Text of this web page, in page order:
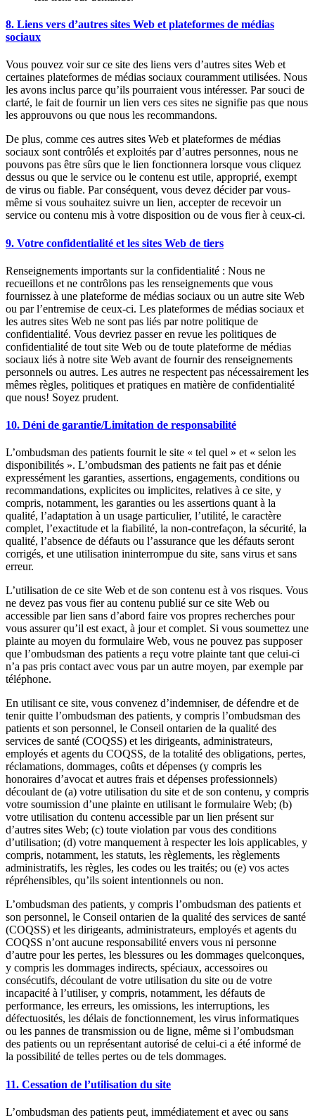
8. Liens vers d’autres sites Web et plateformes de médias
sociaux
Vous pouvez voir sur ce site des liens vers d’autres sites Web et
certaines plateformes de médias sociaux couramment utilisées. Nous
les avons inclus parce qu’ils pourraient vous intéresser. Par souci de
clarté, le fait de fournir un lien vers ces sites ne signifie pas que nous
les approuvons ou que nous les recommandons.
De plus, comme ces autres sites Web et plateformes de médias
sociaux sont contrôlés et exploités par d’autres personnes, nous ne
pouvons pas être sûrs que le lien fonctionnera lorsque vous cliquez
dessus ou que le service ou le contenu est utile, approprié, exempt
de virus ou fiable. Par conséquent, vous devez décider par vous-
même si vous souhaitez suivre un lien, accepter de recevoir un
service ou contenu mis à votre disposition ou de vous fier à ceux-ci.
9. Votre confidentialité et les sites Web de tiers
Renseignements importants sur la confidentialité : Nous ne
recueillons et ne contrôlons pas les renseignements que vous
fournissez à une plateforme de médias sociaux ou un autre site Web
ou par l’entremise de ceux-ci. Les plateformes de médias sociaux et
les autres sites Web ne sont pas liés par notre politique de
confidentialité. Vous devriez passer en revue les politiques de
confidentialité de tout site Web ou de toute plateforme de médias
sociaux liés à notre site Web avant de fournir des renseignements
personnels ou autres. Les autres ne respectent pas nécessairement les
mêmes règles, politiques et pratiques en matière de confidentialité
que nous! Soyez prudent.
10. Déni de garantie/Limitation de responsabilité
L’ombudsman des patients fournit le site « tel quel » et « selon les
disponibilités ». L’ombudsman des patients ne fait pas et dénie
expressément les garanties, assertions, engagements, conditions ou
recommandations, explicites ou implicites, relatives à ce site, y
compris, notamment, les garanties ou les assertions quant à la
qualité, l’adaptation à un usage particulier, l’utilité, le caractère
complet, l’exactitude et la fiabilité, la non-contrefaçon, la sécurité, la
qualité, l’absence de défauts ou l’assurance que les défauts seront
corrigés, et une utilisation ininterrompue du site, sans virus et sans
erreur.
L’utilisation de ce site Web et de son contenu est à vos risques. Vous
ne devez pas vous fier au contenu publié sur ce site Web ou
accessible par lien sans d’abord faire vos propres recherches pour
vous assurer qu’il est exact, à jour et complet. Si vous soumettez une
plainte au moyen du formulaire Web, vous ne pouvez pas supposer
que l’ombudsman des patients a reçu votre plainte tant que celui-ci
n’a pas pris contact avec vous par un autre moyen, par exemple par
téléphone.
En utilisant ce site, vous convenez d’indemniser, de défendre et de
tenir quitte l’ombudsman des patients, y compris l’ombudsman des
patients et son personnel, le Conseil ontarien de la qualité des
services de santé (COQSS) et les dirigeants, administrateurs,
employés et agents du COQSS, de la totalité des obligations, pertes,
réclamations, dommages, coûts et dépenses (y compris les
honoraires d’avocat et autres frais et dépenses professionnels)
découlant de (a) votre utilisation du site et de son contenu, y compris
votre soumission d’une plainte en utilisant le formulaire Web; (b)
votre utilisation du contenu accessible par un lien présent sur
d’autres sites Web; (c) toute violation par vous des conditions
d’utilisation; (d) votre manquement à respecter les lois applicables, y
compris, notamment, les statuts, les règlements, les règlements
administratifs, les règles, les codes ou les traités; ou (e) vos actes
répréhensibles, qu’ils soient intentionnels ou non.
L’ombudsman des patients, y compris l’ombudsman des patients et
son personnel, le Conseil ontarien de la qualité des services de santé
(COQSS) et les dirigeants, administrateurs, employés et agents du
COQSS n’ont aucune responsabilité envers vous ni personne
d’autre pour les pertes, les blessures ou les dommages quelconques,
y compris les dommages indirects, spéciaux, accessoires ou
consécutifs, découlant de votre utilisation du site ou de votre
incapacité à l’utiliser, y compris, notamment, les défauts de
performance, les erreurs, les omissions, les interruptions, les
défectuosités, les délais de fonctionnement, les virus informatiques
ou les pannes de transmission ou de ligne, même si l’ombudsman
des patients ou un représentant autorisé de celui-ci a été informé de
la possibilité de telles pertes ou de tels dommages.
11. Cessation de l’utilisation du site
L’ombudsman des patients peut, immédiatement et avec ou sans